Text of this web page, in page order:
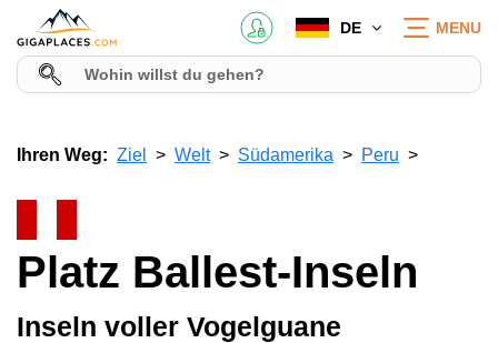
DE MENU
Ihren Weg: Ziel Welt Südamerika Peru
Platz Ballest-Inseln
Inseln voller Vogelguane